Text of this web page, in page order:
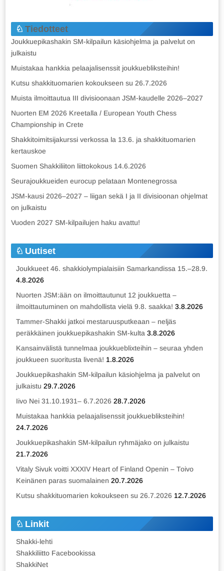
Tiedotteet
Joukkuepikashakin SM-kilpailun käsiohjelma ja palvelut on
julkaistu
Muistakaa hankkia pelaajalisenssit joukkuebliksteihin!
Kutsu shakkituomarien kokoukseen su 26.7.2026
Muista ilmoittautua III divisioonaan JSM-kaudelle 2026–2027
Nuorten EM 2026 Kreetalla / European Youth Chess
Championship in Crete
Shakkitoimitsijakurssi verkossa la 13.6. ja shakkituomarien
kertauskoe
Suomen Shakkiliiton liittokokous 14.6.2026
Seurajoukkueiden eurocup pelataan Montenegrossa
JSM-kausi 2026–2027 – liigan sekä I ja II divisioonan ohjelmat
on julkaistu
Vuoden 2027 SM-kilpailujen haku avattu!
Uutiset
Joukkueet 46. shakkiolympialaisiin Samarkandissa 15.–28.9.
4.8.2026
Nuorten JSM:ään on ilmoittautunut 12 joukkuetta –
ilmoittautuminen on mahdollista vielä 9.8. saakka! 3.8.2026
Tammer-Shakki jatkoi mestaruusputkeaan – neljäs
peräkkäinen joukkuepikashakin SM-kulta 3.8.2026
Kansainvälistä tunnelmaa joukkueblixteihin – seuraa yhden
joukkueen suoritusta livenä! 1.8.2026
Joukkuepikashakin SM-kilpailun käsiohjelma ja palvelut on
julkaistu 29.7.2026
Iivo Nei 31.10.1931– 6.7.2026 28.7.2026
Muistakaa hankkia pelaajalisenssit joukkuebliksteihin!
24.7.2026
Joukkuepikashakin SM-kilpailun ryhmäjako on julkaistu
21.7.2026
Vitaly Sivuk voitti XXXIV Heart of Finland Openin – Toivo
Keinänen paras suomalainen 20.7.2026
Kutsu shakkituomarien kokoukseen su 26.7.2026 12.7.2026
Linkit
Shakki-lehti
Shakkiliitto Facebookissa
ShakkiNet